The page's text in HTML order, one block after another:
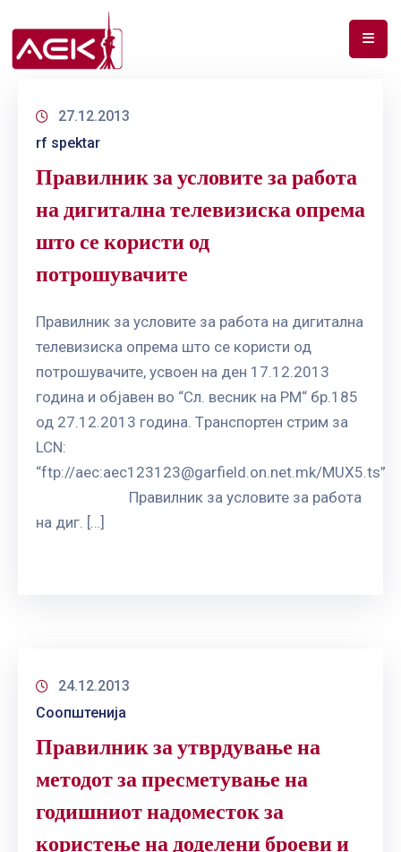
НАС
ДОКУМЕНТИ
СПЕКТАР
ТЕЛЕКОМУНИКАЦИИ
АНАЛИЗА
ПАЗАР
ГРИЖА
КОРИСНИЦИ
27.12.2013
rf spektar
Правилник за условите за работа
на дигитална телевизиска опрема
што се користи од
потрошувачите
Правилник за условите за работа на дигитална
телевизиска опрема што се користи од
потрошувачите, усвоен на ден 17.12.2013
година и објавен во “Сл. весник на РМ“ бр.185
од 27.12.2013 година. Tрaнспортен стрим за
LCN:
“ftp://aec:aec123123@garfield.on.net.mk/MUX5.ts”
Правилник за условите за работа
на диг. […]
24.12.2013
Соопштенија
Правилник за утврдување на
методот за пресметување на
годишниот надоместок за
користење на доделени броеви и